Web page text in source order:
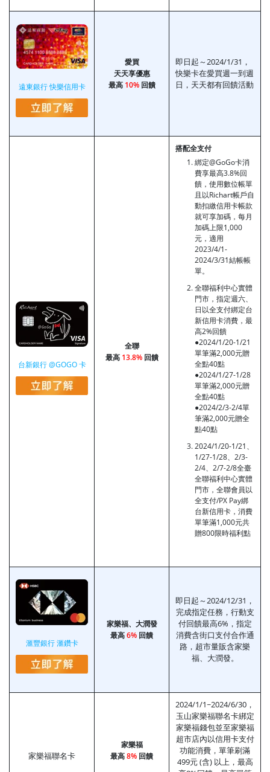
遠東銀行 快樂信用卡
愛買
天天享優惠
最高 10%回饋
即日起～2024/1/31，
快樂卡在愛買週一到週
日，天天都有回饋活動
台新銀行 @GOGO 卡
全聯
最高 13.8%回饋
搭配全支付
綁定@GoGo卡消
費享最高3.8%回
饋，使用數位帳單
且以Richart帳戶自
動扣繳信用卡帳款
就可享加碼，每月
加碼上限1,000
元，適用
2023/4/1-
2024/3/31結帳帳
單。
全聯福利中心實體
門市，指定週六、
日以全支付綁定台
新信用卡消費，最
高2%回饋
●2024/1/20-1/21
單筆滿2,000元贈
全點40點
●2024/1/27-1/28
單筆滿2,000元贈
全點40點
●2024/2/3-2/4單
筆滿2,000元贈全
點40點
2024/1/20-1/21、
1/27-1/28、2/3-
2/4、2/7-2/8全臺
全聯福利中心實體
門市，全聯會員以
全支付/PX Pay綁
台新信用卡，消費
單筆滿1,000元共
贈800限時福利點
滙豐銀行滙鑽卡
家樂福、大潤發
最高6% 回饋
即日起～2024/12/31，
完成指定任務，行動支
付回饋最高6%，指定
消費含街口支付合作通
路，超市量販含家樂
福、大潤發。
家樂福聯名卡
家樂福
最高8% 回饋
2024/1/1~2024/6/30，
玉山家樂福聯名卡綁定
家樂福錢包並至家樂福
超市店內以信用卡支付
功能消費，單筆刷滿
499元 (含) 以上，最高